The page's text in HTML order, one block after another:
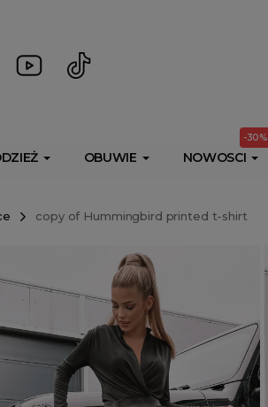
OBUWIE NOWOSCI
-30%
copy of Hummingbird printed t-shirt